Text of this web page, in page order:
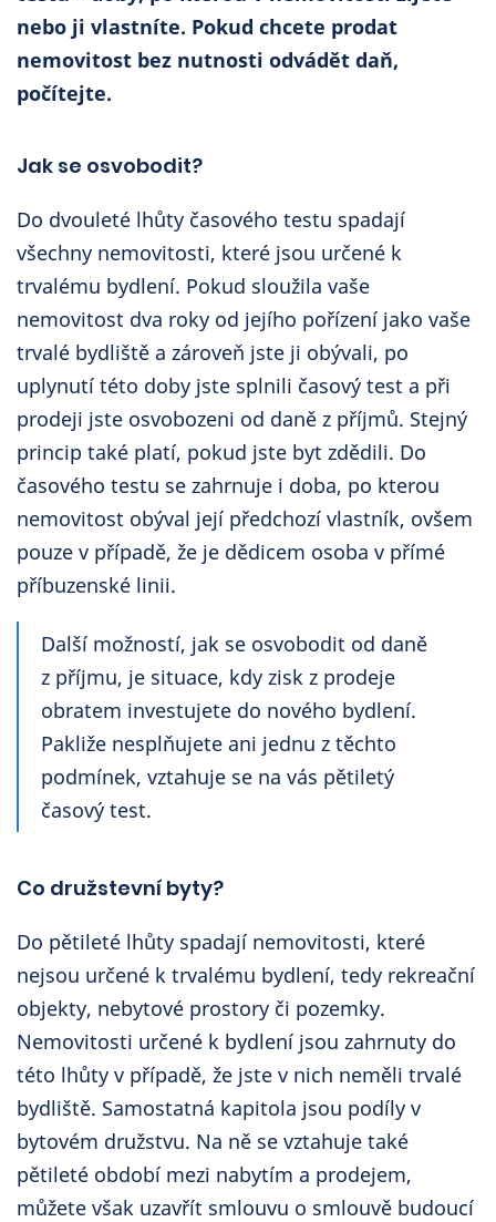
nebo ji vlastníte. Pokud chcete prodat
nemovitost bez nutnosti odvádět daň,
počítejte.
Jak se osvobodit?
Do dvouleté lhůty časového testu spadají
všechny nemovitosti, které jsou určené k
trvalému bydlení. Pokud sloužila vaše
nemovitost dva roky od jejího pořízení jako vaše
trvalé bydliště a zároveň jste ji obývali, po
uplynutí této doby jste splnili časový test a při
prodeji jste osvobozeni od daně z příjmů. Stejný
princip také platí, pokud jste byt zdědili. Do
časového testu se zahrnuje i doba, po kterou
nemovitost obýval její předchozí vlastník, ovšem
pouze v případě, že je dědicem osoba v přímé
příbuzenské linii.
Další možností, jak se osvobodit od daně
z příjmu, je situace, kdy zisk z prodeje
obratem investujete do nového bydlení.
Pakliže nesplňujete ani jednu z těchto
podmínek, vztahuje se na vás pětiletý
časový test.
Co družstevní byty?
Do pětileté lhůty spadají nemovitosti, které
nejsou určené k trvalému bydlení, tedy rekreační
objekty, nebytové prostory či pozemky.
Nemovitosti určené k bydlení jsou zahrnuty do
této lhůty v případě, že jste v nich neměli trvalé
bydliště. Samostatná kapitola jsou podíly v
bytovém družstvu. Na ně se vztahuje také
pětileté období mezi nabytím a prodejem,
můžete však uzavřít smlouvu o smlouvě budoucí